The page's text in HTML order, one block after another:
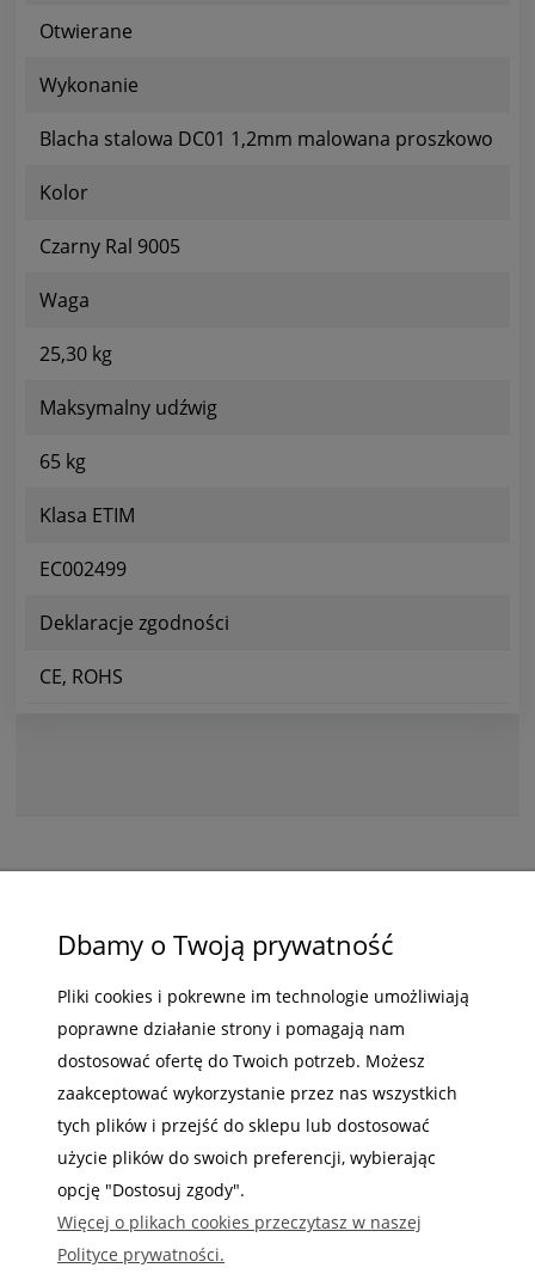
Otwierane
Wykonanie
Blacha stalowa DC01 1,2mm malowana proszkowo
Kolor
Czarny Ral 9005
Waga
25,30 kg
Maksymalny udźwig
65 kg
Klasa ETIM
EC002499
Deklaracje zgodności
CE, ROHS
ZAKUPY
POMOC
MOJE KONTO
INFORMACJE
Gdzie nas możesz znaleźć
Dbamy o Twoją prywatność
Pliki cookies i pokrewne im technologie umożliwiają
poprawne działanie strony i pomagają nam
dostosować ofertę do Twoich potrzeb. Możesz
zaakceptować wykorzystanie przez nas wszystkich
tych plików i przejść do sklepu lub dostosować
użycie plików do swoich preferencji, wybierając
opcję "Dostosuj zgody".
Więcej o plikach cookies przeczytasz w naszej
Polityce prywatności.